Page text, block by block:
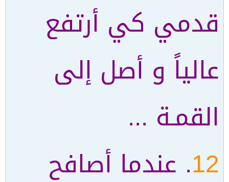
قدمي كي أرتفع
عالياً و أصل إلى
القمـة ...
12. عندما أصافح